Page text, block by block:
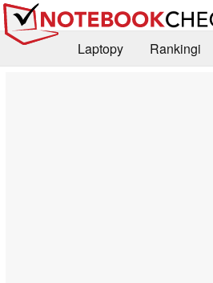
Laptopy Rankingi